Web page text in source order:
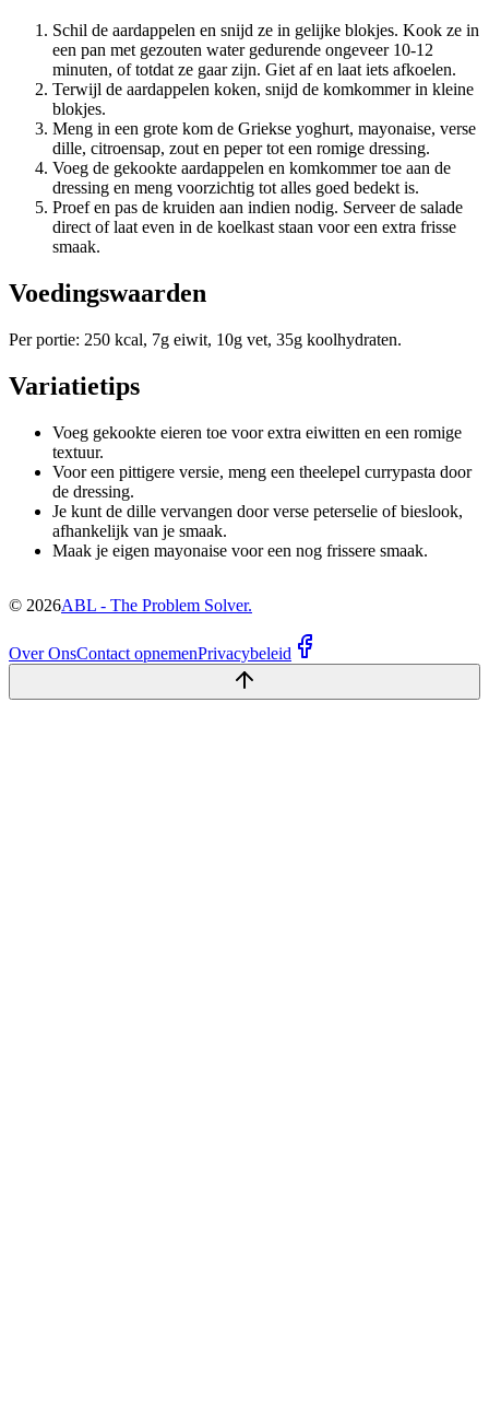
Schil de aardappelen en snijd ze in gelijke blokjes. Kook ze in
een pan met gezouten water gedurende ongeveer 10-12
minuten, of totdat ze gaar zijn. Giet af en laat iets afkoelen.
Terwijl de aardappelen koken, snijd de komkommer in kleine
blokjes.
Meng in een grote kom de Griekse yoghurt, mayonaise, verse
dille, citroensap, zout en peper tot een romige dressing.
Voeg de gekookte aardappelen en komkommer toe aan de
dressing en meng voorzichtig tot alles goed bedekt is.
Proef en pas de kruiden aan indien nodig. Serveer de salade
direct of laat even in de koelkast staan voor een extra frisse
smaak.
Voedingswaarden
Per portie: 250 kcal, 7g eiwit, 10g vet, 35g koolhydraten.
Variatietips
Voeg gekookte eieren toe voor extra eiwitten en een romige
textuur.
Voor een pittigere versie, meng een theelepel currypasta door
de dressing.
Je kunt de dille vervangen door verse peterselie of bieslook,
afhankelijk van je smaak.
Maak je eigen mayonaise voor een nog frissere smaak.
© 2026ABL - The Problem Solver.
Over OnsContact opnemenPrivacybeleid